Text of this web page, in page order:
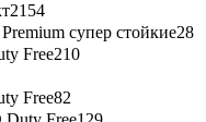
2154
супер стойкие28
Free210
Free82